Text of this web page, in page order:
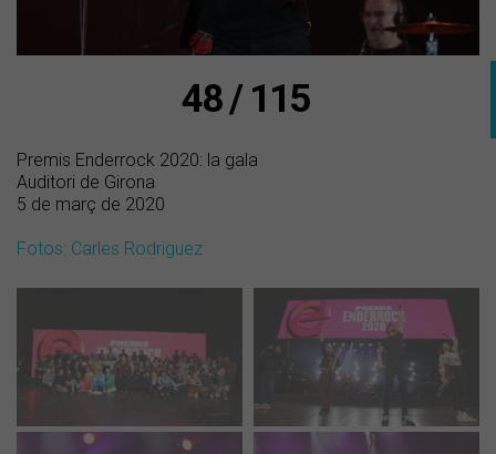
48 / 115
Premis Enderrock 2020: la gala
Auditori de Girona
5 de març de 2020
Fotos: Carles Rodriguez